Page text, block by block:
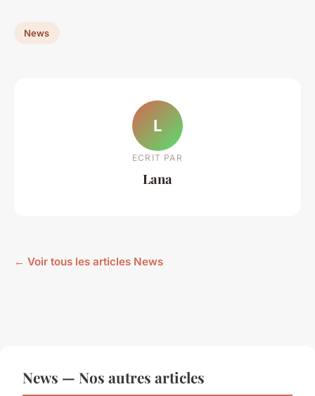
News
L
ECRIT PAR
Lana
← Voir tous les articles News
News — Nos autres articles